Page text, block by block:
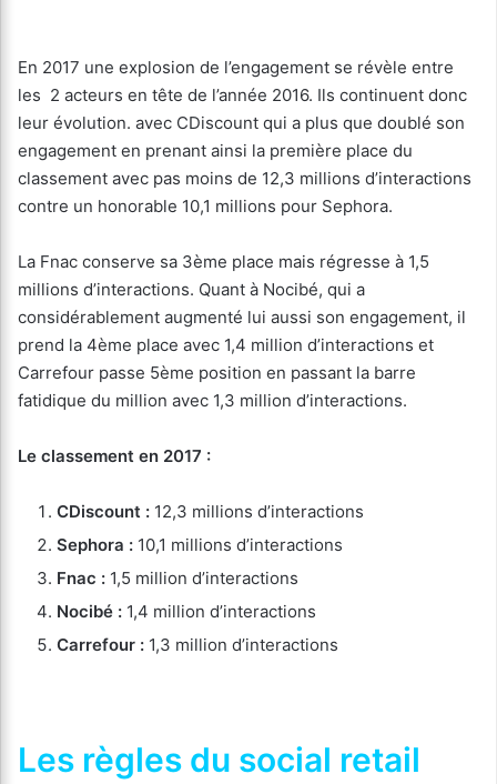
En 2017 une explosion de l’engagement se révèle entre
les 2 acteurs en tête de l’année 2016. Ils continuent donc
leur évolution. avec CDiscount qui a plus que doublé son
engagement en prenant ainsi la première place du
classement avec pas moins de 12,3 millions d’interactions
contre un honorable 10,1 millions pour Sephora.
La Fnac conserve sa 3ème place mais régresse à 1,5
millions d’interactions. Quant à Nocibé, qui a
considérablement augmenté lui aussi son engagement, il
prend la 4ème place avec 1,4 million d’interactions et
Carrefour passe 5ème position en passant la barre
fatidique du million avec 1,3 million d’interactions.
Le classement en 2017 :
CDiscount : 12,3 millions d’interactions
Sephora : 10,1 millions d’interactions
Fnac : 1,5 million d’interactions
Nocibé : 1,4 million d’interactions
Carrefour : 1,3 million d’interactions
Les règles du social retail